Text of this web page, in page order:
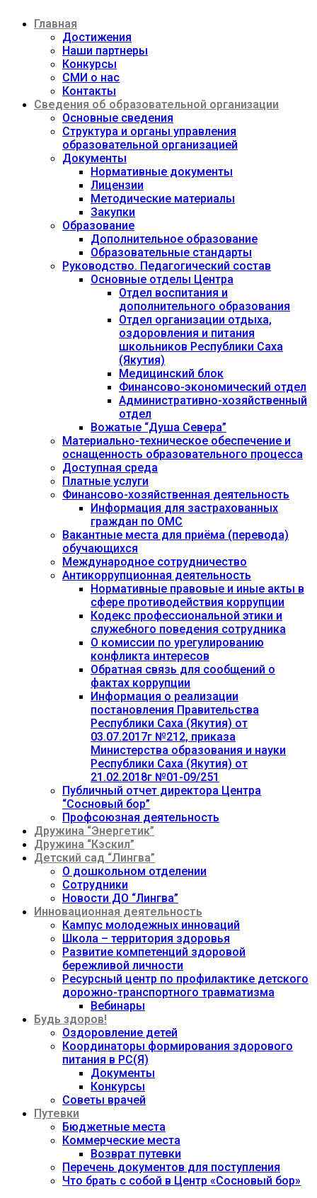
содержимому
Главная
Достижения
Наши партнеры
Конкурсы
СМИ о нас
Контакты
Сведения об образовательной организации
Основные сведения
Структура и органы управления
образовательной организацией
Документы
Нормативные документы
Лицензии
Методические материалы
Закупки
Образование
Дополнительное образование
Образовательные стандарты
Руководство. Педагогический состав
Основные отделы Центра
Отдел воспитания и
дополнительного образования
Отдел организации отдыха,
оздоровления и питания
школьников Республики Саха
(Якутия)
Медицинский блок
Финансово-экономический отдел
Административно-хозяйственный
отдел
Вожатые “Душа Севера”
Материально-техническое обеспечение и
оснащенность образовательного процесса
Доступная среда
Платные услуги
Финансово-хозяйственная деятельность
Информация для застрахованных
граждан по ОМС
Вакантные места для приёма (перевода)
обучающихся
Международное сотрудничество
Антикоррупционная деятельность
Нормативные правовые и иные акты в
сфере противодействия коррупции
Кодекс профессиональной этики и
служебного поведения сотрудника
О комиссии по урегулированию
конфликта интересов
Обратная связь для сообщений о
фактах коррупции
Информация о реализации
постановления Правительства
Республики Саха (Якутия) от
03.07.2017г №212, приказа
Министерства образования и науки
Республики Саха (Якутия) от
21.02.2018г №01-09/251
Публичный отчет директора Центра
“Сосновый бор”
Профсоюзная деятельность
Дружина “Энергетик”
Дружина “Кэскил”
Детский сад “Лингва”
О дошкольном отделении
Сотрудники
Новости ДО “Лингва”
Инновационная деятельность
Кампус молодежных инноваций
Школа – территория здоровья
Развитие компетенций здоровой
бережливой личности
Ресурсный центр по профилактике детского
дорожно-транспортного травматизма
Вебинары
Будь здоров!
Оздоровление детей
Координаторы формирования здорового
питания в РС(Я)
Документы
Конкурсы
Советы врачей
Путевки
Бюджетные места
Коммерческие места
Возврат путевки
Перечень документов для поступления
Что брать с собой в Центр «Сосновый бор»